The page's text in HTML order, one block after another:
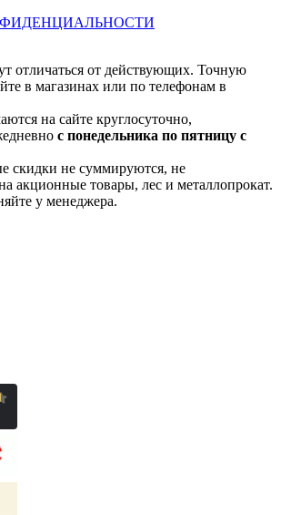
отличаться от действующих. Точную
в магазинах или по телефонам в
на сайте круглосуточно,
с понедельника по пятницу с
скидки не суммируются, не
акционные товары, лес и металлопрокат.
у менеджера.